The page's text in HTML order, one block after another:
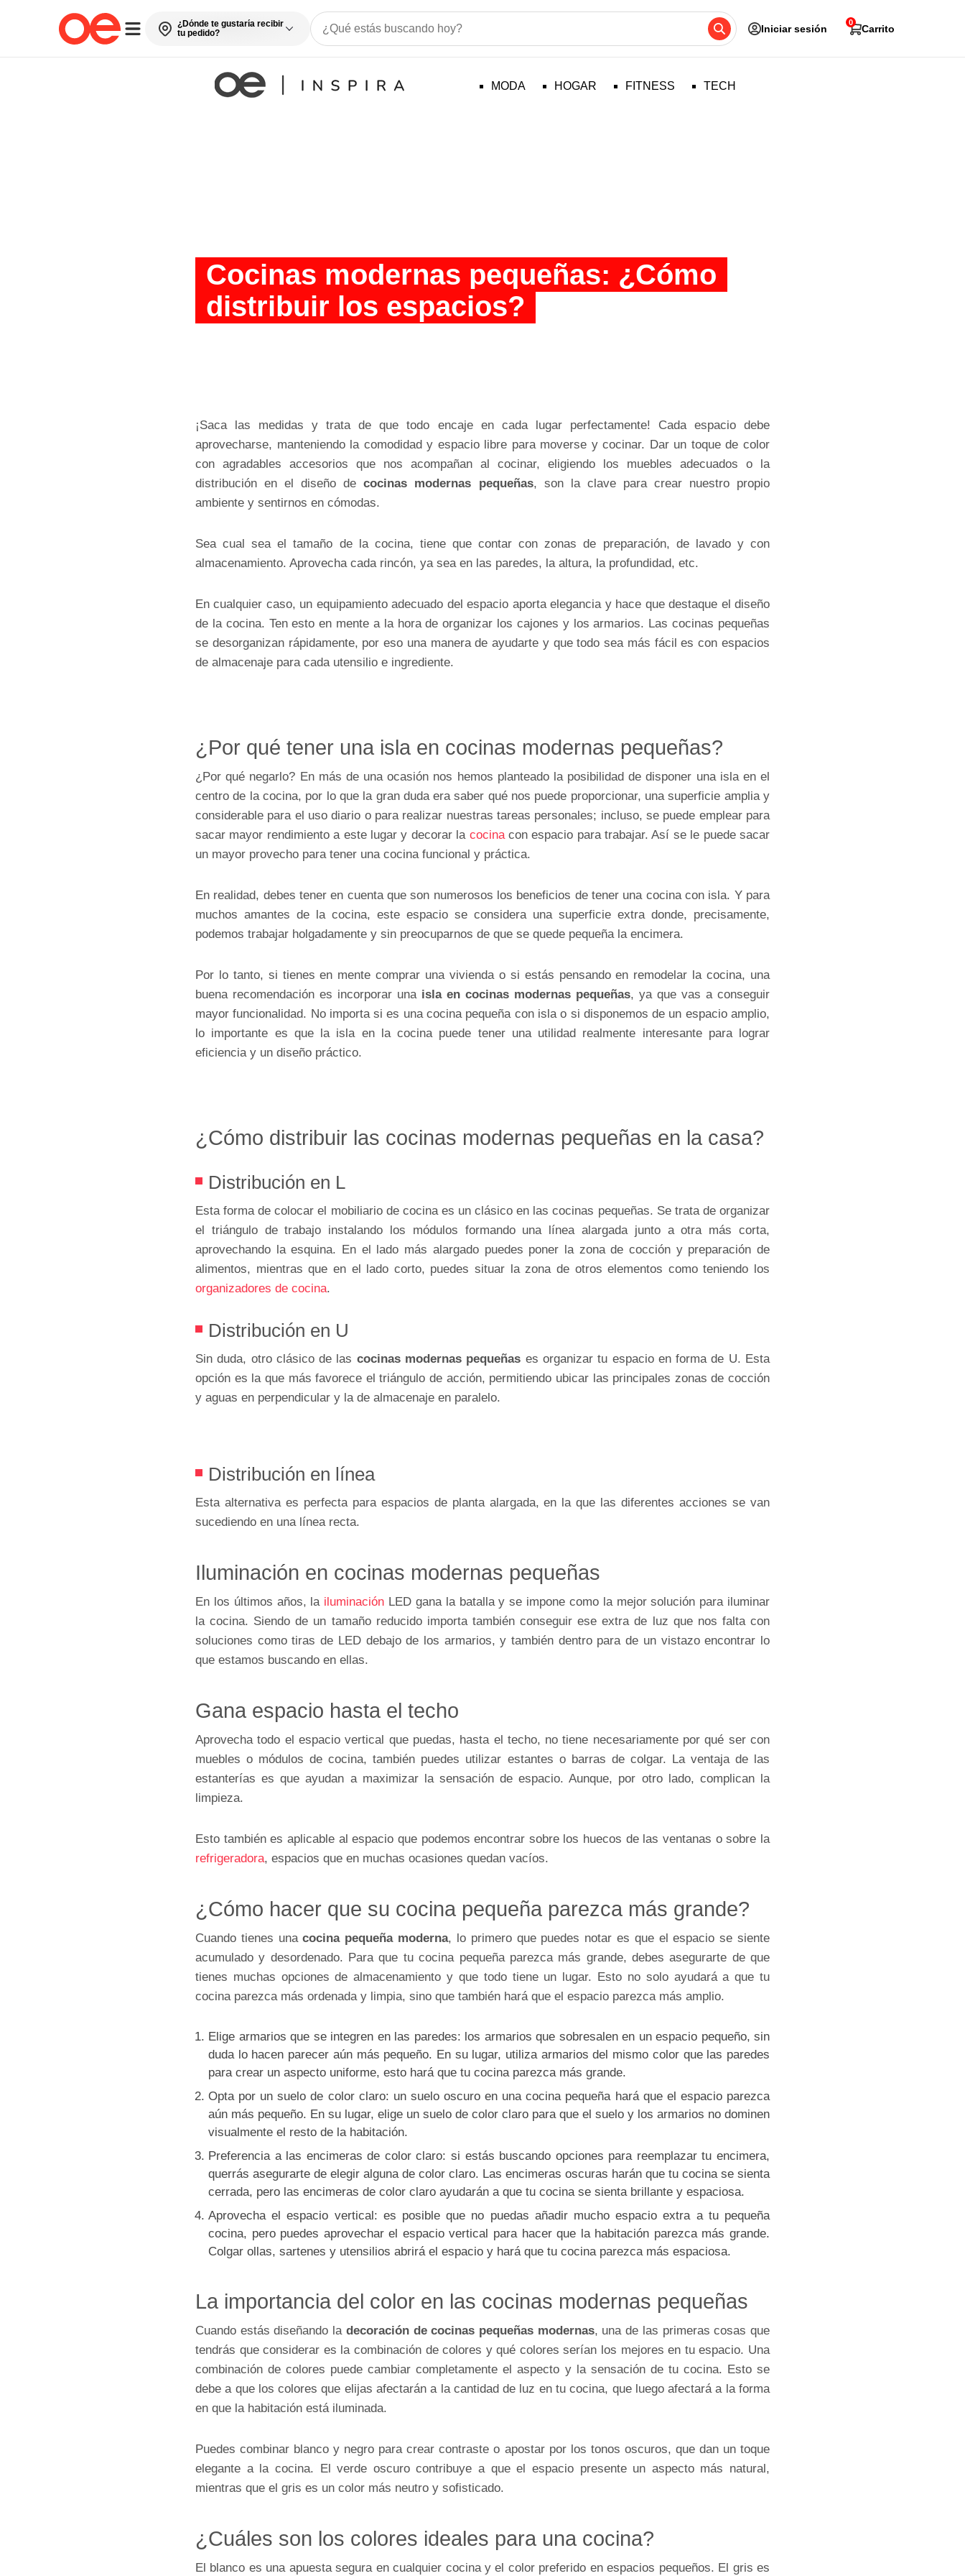
¿Dónde te gustaría recibir
tu pedido?
Iniciar sesión Carrito
0
MODA HOGAR FITNESS TECH
Cocinas modernas pequeñas: ¿Cómo
distribuir los espacios?
¡Saca las medidas y trata de que todo encaje en cada lugar perfectamente! Cada espacio debe
aprovecharse, manteniendo la comodidad y espacio libre para moverse y cocinar. Dar un toque de color
con agradables accesorios que nos acompañan al cocinar, eligiendo los muebles adecuados o la
distribución en el diseño decocinas modernas pequeñas, son la clave para crear nuestro propio
ambiente y sentirnos en cómodas.
Sea cual sea el tamaño de la cocina, tiene que contar con zonas de preparación, de lavado y con
almacenamiento. Aprovecha cada rincón, ya sea en las paredes, la altura, la profundidad, etc.
En cualquier caso, un equipamiento adecuado del espacio aporta elegancia y hace que destaque el diseño
de la cocina. Ten esto en mente a la hora de organizar los cajones y los armarios. Las cocinas pequeñas
se desorganizan rápidamente, por eso una manera de ayudarte y que todo sea más fácil es con espacios
de almacenaje para cada utensilio e ingrediente.
¿Por qué tener una isla en cocinas modernas pequeñas?
¿Por qué negarlo? En más de una ocasión nos hemos planteado la posibilidad de disponer una isla en el
centro de la cocina, por lo que la gran duda era saber qué nos puede proporcionar, una superficie amplia y
considerable para el uso diario o para realizar nuestras tareas personales; incluso, se puede emplear para
sacar mayor rendimiento a este lugar y decorar la cocinacon espacio para trabajar. Así se le puede sacar
un mayor provecho para tener una cocina funcional y práctica.
En realidad, debes tener en cuenta que son numerosos los beneficios de tener una cocina con isla. Y para
muchos amantes de la cocina, este espacio se considera una superficie extra donde, precisamente,
podemos trabajar holgadamente y sin preocuparnos de que se quede pequeña la encimera.
Por lo tanto, si tienes en mente comprar una vivienda o si estás pensando en remodelar la cocina, una
buena recomendación es incorporar una isla en cocinas modernas pequeñas, ya que vas a conseguir
mayor funcionalidad. No importa si es una cocina pequeña con isla o si disponemos de un espacio amplio,
lo importante es que la isla en la cocina puede tener una utilidad realmente interesante para lograr
eficiencia y un diseño práctico.
¿Cómo distribuir las cocinas modernas pequeñas en la casa?
Distribución en L
Esta forma de colocar el mobiliario de cocina es un clásico en las cocinas pequeñas. Se trata de organizar
el triángulo de trabajo instalando los módulos formando una línea alargada junto a otra más corta,
aprovechando la esquina. En el lado más alargado puedes poner la zona de cocción y preparación de
alimentos, mientras que en el lado corto, puedes situar la zona de otros elementos como teniendo los
organizadores de cocina.
Distribución en U
Sin duda, otro clásico de las cocinas modernas pequeñas es organizar tu espacio en forma de U. Esta
opción es la que más favorece el triángulo de acción, permitiendo ubicar las principales zonas de cocción
y aguas en perpendicular y la de almacenaje en paralelo.
Distribución en línea
Esta alternativa es perfecta para espacios de planta alargada, en la que las diferentes acciones se van
sucediendo en una línea recta.
Iluminación en cocinas modernas pequeñas
En los últimos años, la iluminación LED gana la batalla y se impone como la mejor solución para iluminar
la cocina. Siendo de un tamaño reducido importa también conseguir ese extra de luz que nos falta con
soluciones como tiras de LED debajo de los armarios, y también dentro para de un vistazo encontrar lo
que estamos buscando en ellas.
Gana espacio hasta el techo
Aprovecha todo el espacio vertical que puedas, hasta el techo, no tiene necesariamente por qué ser con
muebles o módulos de cocina, también puedes utilizar estantes o barras de colgar. La ventaja de las
estanterías es que ayudan a maximizar la sensación de espacio. Aunque, por otro lado, complican la
limpieza.
Esto también es aplicable al espacio que podemos encontrar sobre los huecos de las ventanas o sobre la
refrigeradora, espacios que en muchas ocasiones quedan vacíos.
¿Cómo hacer que su cocina pequeña parezca más grande?
Cuando tienes unacocina pequeña moderna, lo primero que puedes notar es que el espacio se siente
acumulado y desordenado. Para que tu cocina pequeña parezca más grande, debes asegurarte de que
tienes muchas opciones de almacenamiento y que todo tiene un lugar. Esto no solo ayudará a que tu
cocina parezca más ordenada y limpia, sino que también hará que el espacio parezca más amplio.
Elige armarios que se integren en las paredes: los armarios que sobresalen en un espacio pequeño, sin
duda lo hacen parecer aún más pequeño. En su lugar, utiliza armarios del mismo color que las paredes
para crear un aspecto uniforme, esto hará que tu cocina parezca más grande.
Opta por un suelo de color claro: un suelo oscuro en una cocina pequeña hará que el espacio parezca
aún más pequeño. En su lugar, elige un suelo de color claro para que el suelo y los armarios no dominen
visualmente el resto de la habitación.
Preferencia a las encimeras de color claro: si estás buscando opciones para reemplazar tu encimera,
querrás asegurarte de elegir alguna de color claro. Las encimeras oscuras harán que tu cocina se sienta
cerrada, pero las encimeras de color claro ayudarán a que tu cocina se sienta brillante y espaciosa.
Aprovecha el espacio vertical: es posible que no puedas añadir mucho espacio extra a tu pequeña
cocina, pero puedes aprovechar el espacio vertical para hacer que la habitación parezca más grande.
Colgar ollas, sartenes y utensilios abrirá el espacio y hará que tu cocina parezca más espaciosa.
La importancia del color en las cocinas modernas pequeñas
Cuando estás diseñando la decoración de cocinas pequeñas modernas, una de las primeras cosas que
tendrás que considerar es la combinación de colores y qué colores serían los mejores en tu espacio. Una
combinación de colores puede cambiar completamente el aspecto y la sensación de tu cocina. Esto se
debe a que los colores que elijas afectarán a la cantidad de luz en tu cocina, que luego afectará a la forma
en que la habitación está iluminada.
Puedes combinar blanco y negro para crear contraste o apostar por los tonos oscuros, que dan un toque
elegante a la cocina. El verde oscuro contribuye a que el espacio presente un aspecto más natural,
mientras que el gris es un color más neutro y sofisticado.
¿Cuáles son los colores ideales para una cocina?
El blanco es una apuesta segura en cualquier cocina y el color preferido en espacios pequeños. El gris es